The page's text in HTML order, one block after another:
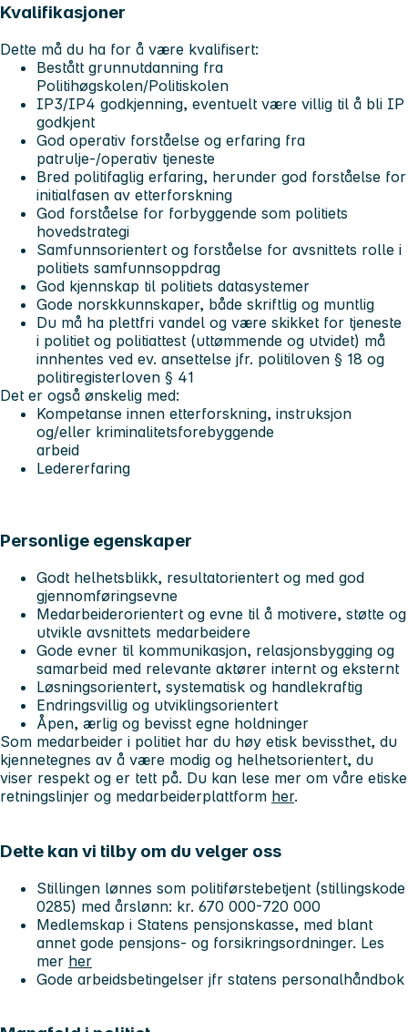
Kvalifikasjoner
Dette må du ha for å være kvalifisert:
Bestått grunnutdanning fra
Politihøgskolen/Politiskolen
IP3/IP4 godkjenning, eventuelt være villig til å bli IP
godkjent
God operativ forståelse og erfaring fra
patrulje-/operativ tjeneste
Bred politifaglig erfaring, herunder god forståelse for
initialfasen av etterforskning
God forståelse for forbyggende som politiets
hovedstrategi
Samfunnsorientert og forståelse for avsnittets rolle i
politiets samfunnsoppdrag
God kjennskap til politiets datasystemer
Gode norskkunnskaper, både skriftlig og muntlig
Du må ha plettfri vandel og være skikket for tjeneste
i politiet og politiattest (uttømmende og utvidet) må
innhentes ved ev. ansettelse jfr. politiloven § 18 og
politiregisterloven § 41
Det er også ønskelig med:
Kompetanse innen etterforskning, instruksjon
og/eller kriminalitetsforebyggende
arbeid
Ledererfaring
Personlige egenskaper
Godt helhetsblikk, resultatorientert og med god
gjennomføringsevne
Medarbeiderorientert og evne til å motivere, støtte og
utvikle avsnittets medarbeidere
Gode evner til kommunikasjon, relasjonsbygging og
samarbeid med relevante aktører internt og eksternt
Løsningsorientert, systematisk og handlekraftig
Endringsvillig og utviklingsorientert
Åpen, ærlig og bevisst egne holdninger
Som medarbeider i politiet har du høy etisk bevissthet, du
kjennetegnes av å være modig og helhetsorientert, du
viser respekt og er tett på. Du kan lese mer om våre etiske
retningslinjer og medarbeiderplattform her.
Dette kan vi tilby om du velger oss
Stillingen lønnes som politiførstebetjent (stillingskode
0285) med årslønn: kr. 670 000-720 000
Medlemskap i Statens pensjonskasse, med blant
annet gode pensjons- og forsikringsordninger. Les
mer her
Gode arbeidsbetingelser jfr statens personalhåndbok